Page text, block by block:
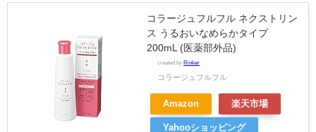
コラージュフルフル ネクストリン
ス うるおいなめらかタイプ
200mL (医薬部外品)
created by Rinker
コラージュフルフル
Amazon 楽天市場
Yahooショッピング